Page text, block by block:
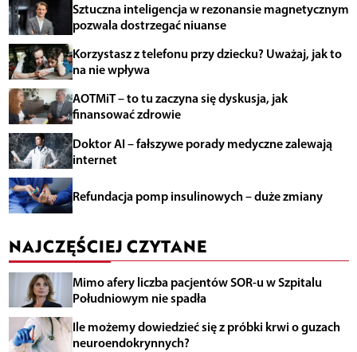
Sztuczna inteligencja w rezonansie magnetycznym
pozwala dostrzegać niuanse
Korzystasz z telefonu przy dziecku? Uważaj, jak to
na nie wpływa
AOTMiT – to tu zaczyna się dyskusja, jak
finansować zdrowie
Doktor AI – fałszywe porady medyczne zalewają
internet
Refundacja pomp insulinowych – duże zmiany
NAJCZĘŚCIEJ CZYTANE
Mimo afery liczba pacjentów SOR-u w Szpitalu
Południowym nie spadła
Ile możemy dowiedzieć się z próbki krwi o guzach
neuroendokrynnych?